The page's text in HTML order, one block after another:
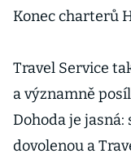
Konec charterů
Travel Service
a významně
Dohoda je
dovolenou a